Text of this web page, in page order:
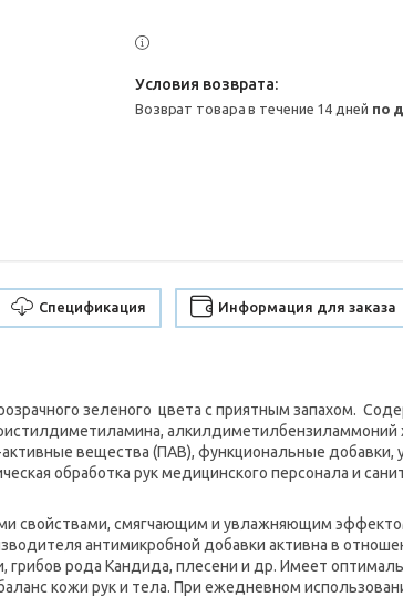
возврат товара в течение 14 дней по
Спецификация Информация для заказа
зеленого цвета с приятным запахом.
алкилдиметилбензиламмоний
вещества (ПАВ), функциональные
обработка рук медицинского персонала и
свойствами, смягчающим и увлажняющим
антимикробной добавки активна в
грибов рода Кандида, плесени и др. Имеет
кожи рук и тела. При ежедневном